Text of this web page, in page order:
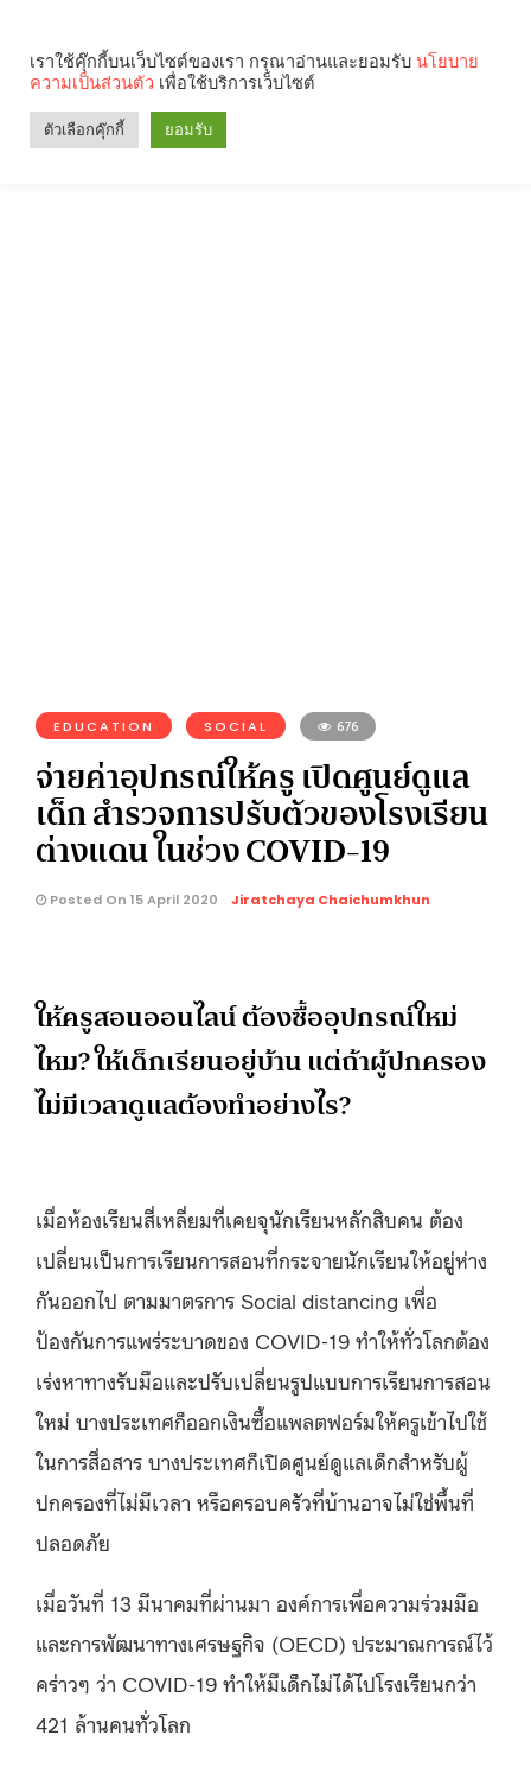
EDUCATION SOCIAL 676
จ่ายค่าอุปกรณ์ให้ครู เปิดศูนย์ดูแล
เด็ก สำรวจการปรับตัวของโรงเรียน
ต่างแดน ในช่วง COVID-19
Posted On 15 April 2020 Jiratchaya Chaichumkhun
ให้ครูสอนออนไลน์ ต้องซื้ออุปกรณ์ใหม่
ไหม? ให้เด็กเรียนอยู่บ้าน แต่ถ้าผู้ปกครอง
ไม่มีเวลาดูแลต้องทำอย่างไร?
เมื่อห้องเรียนสี่เหลี่ยมที่เคยจุนักเรียนหลักสิบคน ต้อง
เปลี่ยนเป็นการเรียนการสอนที่กระจายนักเรียนให้อยู่ห่าง
กันออกไป ตามมาตรการ Social distancing เพื่อ
ป้องกันการแพร่ระบาดของ COVID-19 ทำให้ทั่วโลกต้อง
เร่งหาทางรับมือและปรับเปลี่ยนรูปแบบการเรียนการสอน
ใหม่ บางประเทศก็ออกเงินซื้อแพลตฟอร์มให้ครูเข้าไปใช้
ในการสื่อสาร บางประเทศก็เปิดศูนย์ดูแลเด็กสำหรับผู้
ปกครองที่ไม่มีเวลา หรือครอบครัวที่บ้านอาจไม่ใช่พื้นที่
ปลอดภัย
เมื่อวันที่ 13 มีนาคมที่ผ่านมา องค์การเพื่อความร่วมมือ
และการพัฒนาทางเศรษฐกิจ (OECD) ประมาณการณ์ไว้
คร่าวๆ ว่า COVID-19 ทำให้มีเด็กไม่ได้ไปโรงเรียนกว่า
421 ล้านคนทั่วโลก
เราใช้คุ๊กกี้บนเว็บไซต์ของเรา กรุณาอ่านและยอมรับ นโยบาย
ความเป็นส่วนตัว เพื่อใช้บริการเว็บไซต์
ตัวเลือกคุ๊กกี้ ยอมรับ